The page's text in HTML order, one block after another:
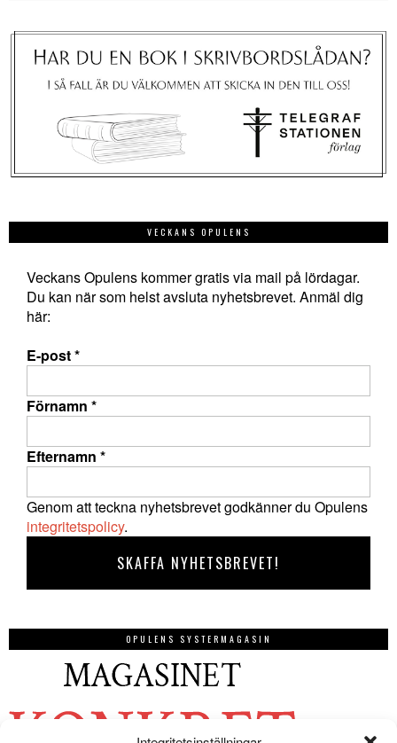
VECKANS OPULENS
Veckans Opulens kommer gratis via mail på lördagar.
Du kan när som helst avsluta nyhetsbrevet. Anmäl dig
här:
E-post*
Förnamn *
Efternamn *
Genom att teckna nyhetsbrevet godkänner du Opulens
integritetspolicy.
OPULENS SYSTERMAGASIN